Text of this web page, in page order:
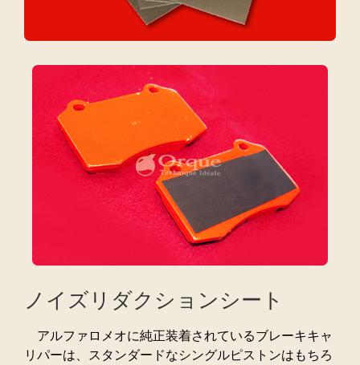
ノイズリダクションシート
アルファロメオに純正装着されているブレーキキャ
リパーは、スタンダードなシングルピストンはもちろ